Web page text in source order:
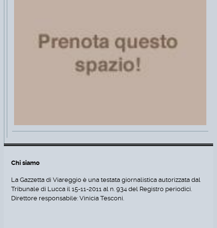
Chi siamo
La Gazzetta di Viareggio è una testata giornalistica autorizzata dal
Tribunale di Lucca il 15-11-2011 al n. 934 del Registro periodici.
Direttore responsabile: Vinicia Tesconi.